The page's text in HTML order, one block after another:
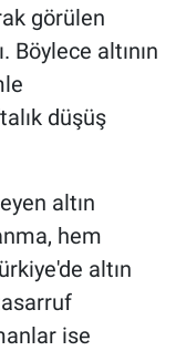
görülen
Böylece altının
düşüş
altın
hem
altın
ise